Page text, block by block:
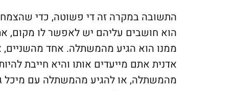
התשובה במקרה זה די פשוטה, כדי
הוא חושבים עליהם יש לאפשר לו מקום,
ממנו הוא הגיע מהמשתלה. אחד
אדנית אתם מייעדים אותו והיא חייבת
מהמשתלה, או להגיע מהמשתלה עם מיכל